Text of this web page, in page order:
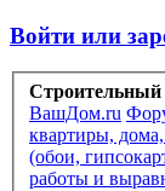
Войти или
ВашДом.ru
квартиры,
(обои,
работы и